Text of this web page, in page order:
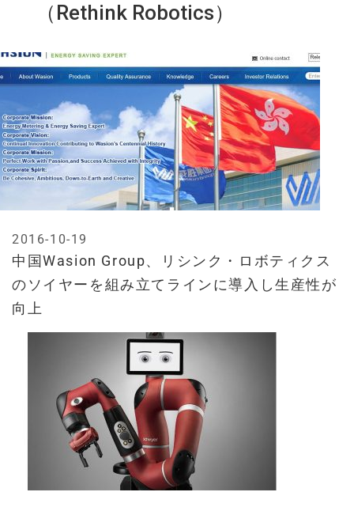
（Rethink Robotics）
中国Wasion Group、リシンク・ロボティクス
のソイヤーを組み立てラインに導入し生産性が
向上
2016-10-19